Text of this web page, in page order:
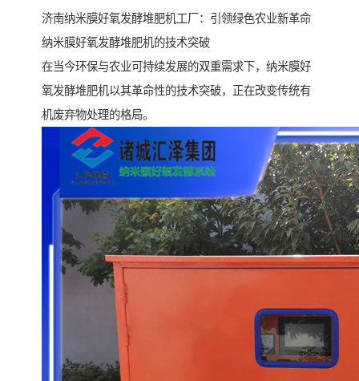
济南纳米膜好氧发酵堆肥机工厂：引领绿色农业新革命
纳米膜好氧发酵堆肥机的技术突破
在当今环保与农业可持续发展的双重需求下，纳米膜好
氧发酵堆肥机以其革命性的技术突破，正在改变传统有
机废弃物处理的格局。